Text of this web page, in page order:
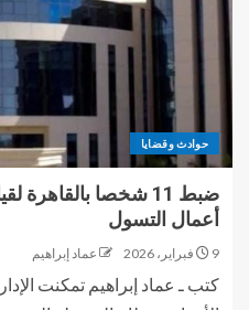
حوادث وقضايا
ضبط 11 شخصا
أعمال التسول
9 فبراير، 2026 عماد إبراهيم
كتب ـ عماد إبراهيم تمكنت